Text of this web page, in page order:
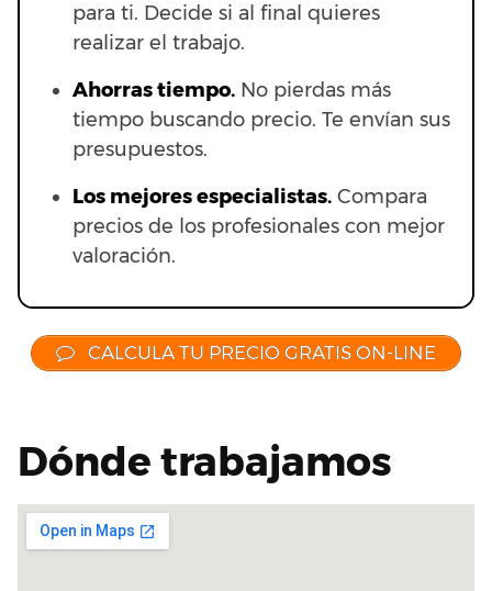
para ti. Decide si al final quieres
realizar el trabajo.
Ahorras tiempo. No pierdas más
tiempo buscando precio. Te envían sus
presupuestos.
Los mejores especialistas. Compara
precios de los profesionales con mejor
valoración.
CALCULA TU PRECIO GRATIS ON-LINE
Dónde trabajamos